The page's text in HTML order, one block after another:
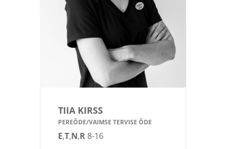
TIIA KIRSS
PEREÕDE/VAIMSE TERVISE ÕDE
E,T,N,R 8-16